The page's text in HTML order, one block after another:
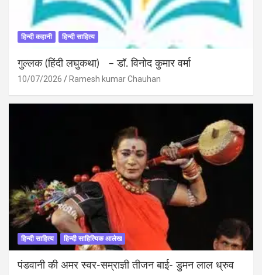
हिन्दी कहानी हिन्दी साहित्य
गुल्लक (हिंदी लघुकथा) – डॉ. विनोद कुमार वर्मा
10/07/2026 Ramesh kumar Chauhan
हिन्दी साहित्य हिन्दी साहित्यिक आलेख
पंडवानी की अमर स्वर-सम्राज्ञी तीजन बाई- डुमन लाल ध्रुव